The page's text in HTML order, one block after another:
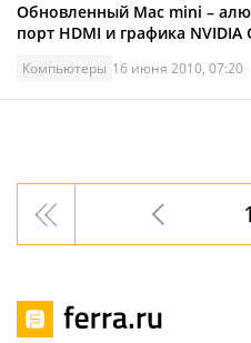
Обновленный Mac mini –
порт HDMI и графика NVIDIA
Компьютеры 16 июня 2010, 07:20
1